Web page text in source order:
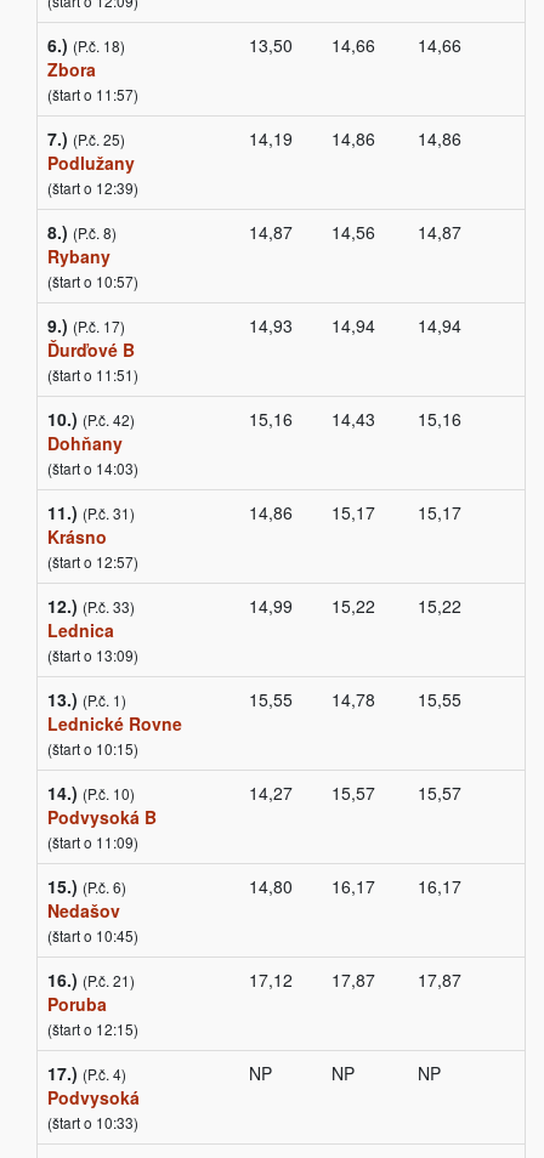
6.) (P.č. 18)
Zbora
(štart o 11:57)
13,50 14,66 14,66
7.) (P.č. 25)
Podlužany
(štart o 12:39)
14,19 14,86 14,86
8.) (P.č. 8)
Rybany
(štart o 10:57)
14,87 14,56 14,87
9.) (P.č. 17)
Ďurďové B
(štart o 11:51)
14,93 14,94 14,94
10.) (P.č. 42)
Dohňany
(štart o 14:03)
15,16 14,43 15,16
11.) (P.č. 31)
Krásno
(štart o 12:57)
14,86 15,17 15,17
12.) (P.č. 33)
Lednica
(štart o 13:09)
14,99 15,22 15,22
13.) (P.č. 1)
Lednické Rovne
(štart o 10:15)
15,55 14,78 15,55
14.) (P.č. 10)
Podvysoká B
(štart o 11:09)
14,27 15,57 15,57
15.) (P.č. 6)
Nedašov
(štart o 10:45)
14,80 16,17 16,17
16.) (P.č. 21)
Poruba
(štart o 12:15)
17,12 17,87 17,87
17.) (P.č. 4)
Podvysoká
(štart o 10:33)
NP NP NP